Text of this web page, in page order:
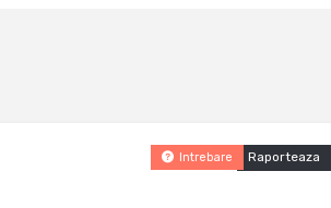
Raporteaza
Intrebare